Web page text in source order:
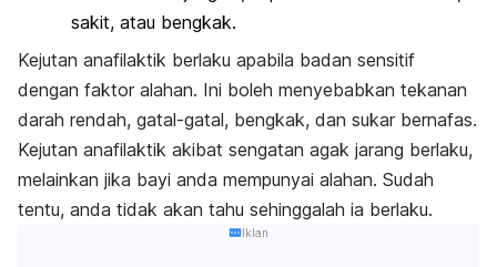
sakit, atau bengkak.
Kejutan anafilaktik berlaku apabila badan sensitif
dengan faktor alahan. Ini boleh menyebabkan tekanan
darah rendah, gatal-gatal, bengkak, dan sukar bernafas.
Kejutan anafilaktik akibat sengatan agak jarang berlaku,
melainkan jika bayi anda mempunyai alahan. Sudah
tentu, anda tidak akan tahu sehinggalah ia berlaku.
Iklan